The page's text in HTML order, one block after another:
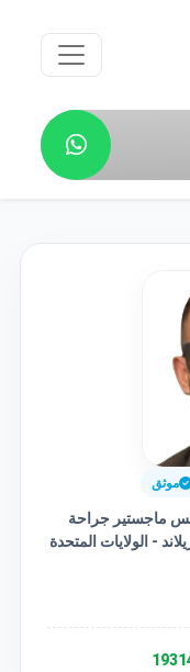
موثق
ماجستير جراحة
- الولايات المتحدة